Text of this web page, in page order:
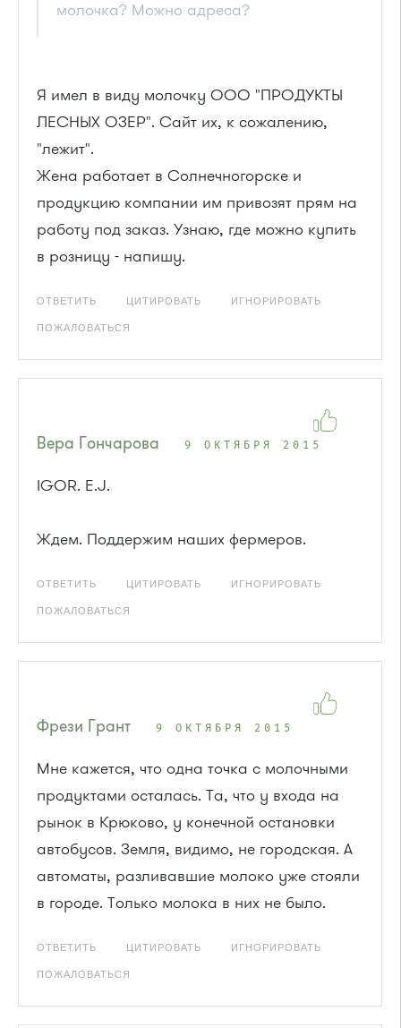
молочка? Можно адреса?
Я имел в виду молочку ООО "ПРОДУКТЫ
ЛЕСНЫХ ОЗЕР". Сайт их, к сожалению,
"лежит".
Жена работает в Солнечногорске и
продукцию компании им привозят прям на
работу под заказ. Узнаю, где можно купить
в розницу - напишу.
ОТВЕТИТЬ ЦИТИРОВАТЬ ИГНОРИРОВАТЬ
ПОЖАЛОВАТЬСЯ
Вера Гончарова 9 ОКТЯБРЯ 2015
IGOR. E.J.
Ждем. Поддержим наших фермеров.
ОТВЕТИТЬ ЦИТИРОВАТЬ ИГНОРИРОВАТЬ
ПОЖАЛОВАТЬСЯ
Фрези Грант 9 ОКТЯБРЯ 2015
Мне кажется, что одна точка с молочными
продуктами осталась. Та, что у входа на
рынок в Крюково, у конечной остановки
автобусов. Земля, видимо, не городская. А
автоматы, разливавшие молоко уже стояли
в городе. Только молока в них не было.
ОТВЕТИТЬ ЦИТИРОВАТЬ ИГНОРИРОВАТЬ
ПОЖАЛОВАТЬСЯ